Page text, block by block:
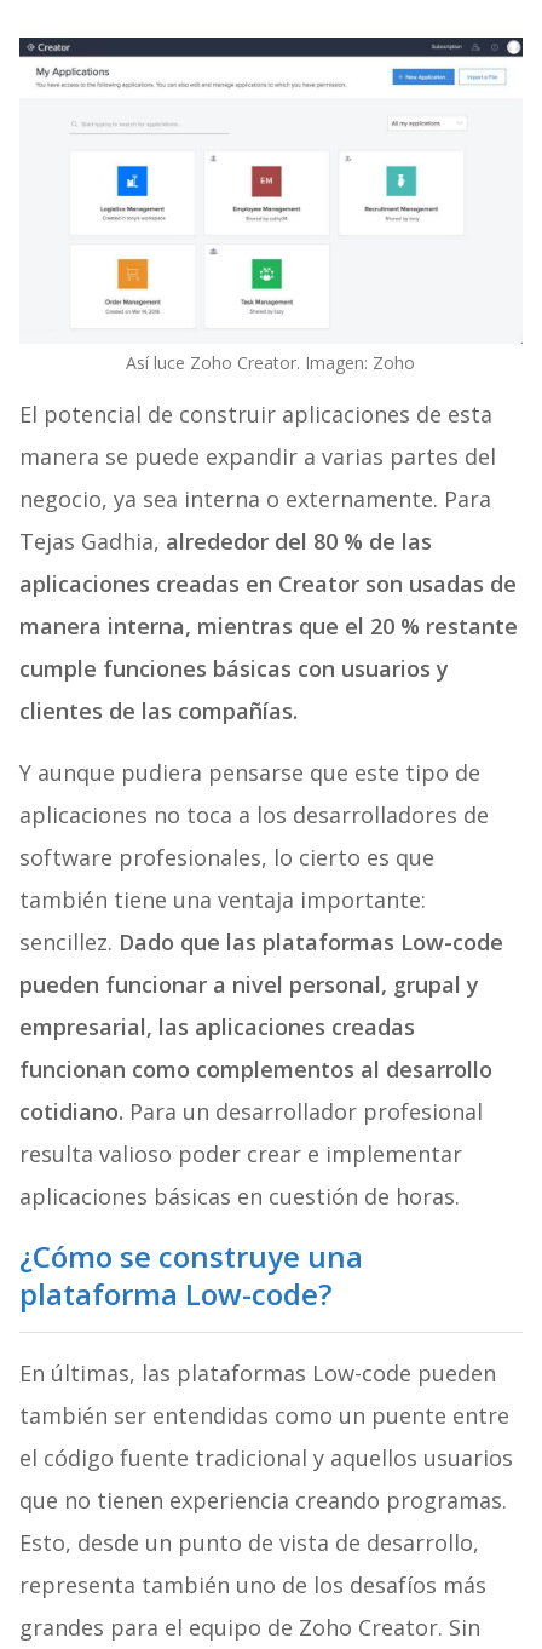
Así luce Zoho Creator. Imagen: Zoho
El potencial de construir aplicaciones de esta
manera se puede expandir a varias partes del
negocio, ya sea interna o externamente. Para
Tejas Gadhia, alrededor del 80 % de las
aplicaciones creadas en Creator son usadas de
manera interna, mientras que el 20 % restante
cumple funciones básicas con usuarios y
clientes de las compañías.
Y aunque pudiera pensarse que este tipo de
aplicaciones no toca a los desarrolladores de
software profesionales, lo cierto es que
también tiene una ventaja importante:
sencillez. Dado que las plataformas Low-code
pueden funcionar a nivel personal, grupal y
empresarial, las aplicaciones creadas
funcionan como complementos al desarrollo
cotidiano. Para un desarrollador profesional
resulta valioso poder crear e implementar
aplicaciones básicas en cuestión de horas.
¿Cómo se construye una
plataforma Low-code?
En últimas, las plataformas Low-code pueden
también ser entendidas como un puente entre
el código fuente tradicional y aquellos usuarios
que no tienen experiencia creando programas.
Esto, desde un punto de vista de desarrollo,
representa también uno de los desafíos más
grandes para el equipo de Zoho Creator. Sin